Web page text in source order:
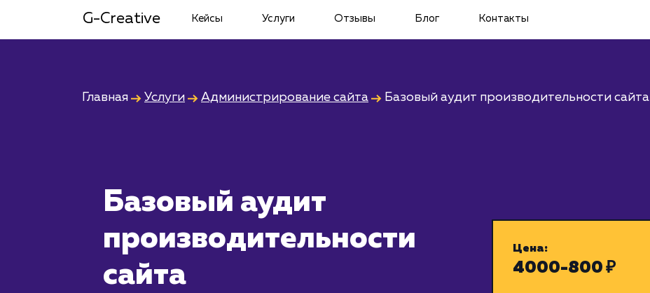
G-Creative Кейсы Услуги Отзывы Блог Контакты
Главная Услуги Администрирование сайта Базовый аудит производительности сайта
Базовый аудит
производительности
сайта
Цена:
4000-800 ₽